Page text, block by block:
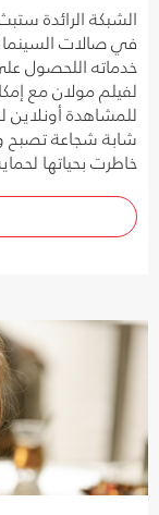
خدماته اللحصول
شابة شجاعة تصبح
خاطرت بحياتها